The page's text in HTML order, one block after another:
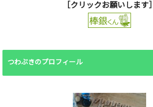
［クリックお願いします］
つわぶきのプロフィール